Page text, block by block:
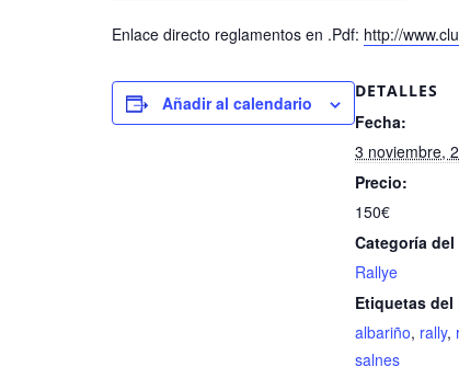
Enlace directo reglamentos en .Pdf: http://
Añadir al calendario
DETALLES
Fecha:
3 noviembre,
Precio:
150€
Categoría
Rallye
Etiquetas del
albariño, rally,
salnes